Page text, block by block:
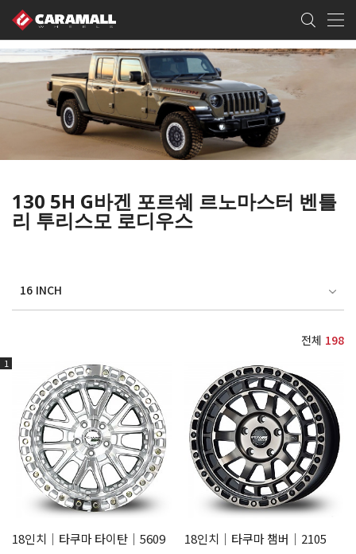
130 5H G바겐 포르쉐 르노마스터 벤틀
리 투리스모 로디우스
16 INCH
전체 198
1
18인치│타쿠마 타이탄│5609 18인치│타쿠마 챔버│2105